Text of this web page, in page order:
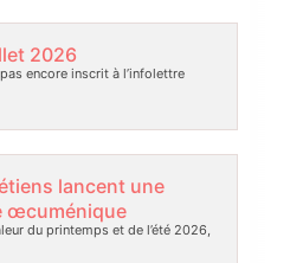
2026
encore inscrit à l’infolettre
lancent une
œcuménique
du printemps et de l’été 2026,